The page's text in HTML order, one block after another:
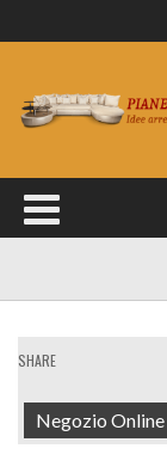
SHARE
Negozio Online